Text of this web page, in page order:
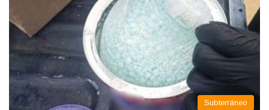
Subterráneo